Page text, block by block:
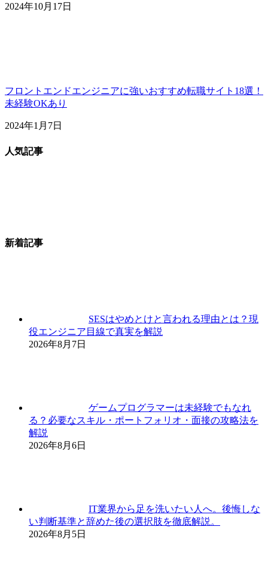
2024年10月17日
フロントエンドエンジニアに強いおすすめ転職サイト18選！
未経験OKあり
2024年1月7日
人気記事
新着記事
SESはやめとけと言われる理由とは？現
役エンジニア目線で真実を解説
2026年8月7日
ゲームプログラマーは未経験でもなれ
る？必要なスキル・ポートフォリオ・面接の攻略法を
解説
2026年8月6日
IT業界から足を洗いたい人へ。後悔しな
い判断基準と辞めた後の選択肢を徹底解説。
2026年8月5日